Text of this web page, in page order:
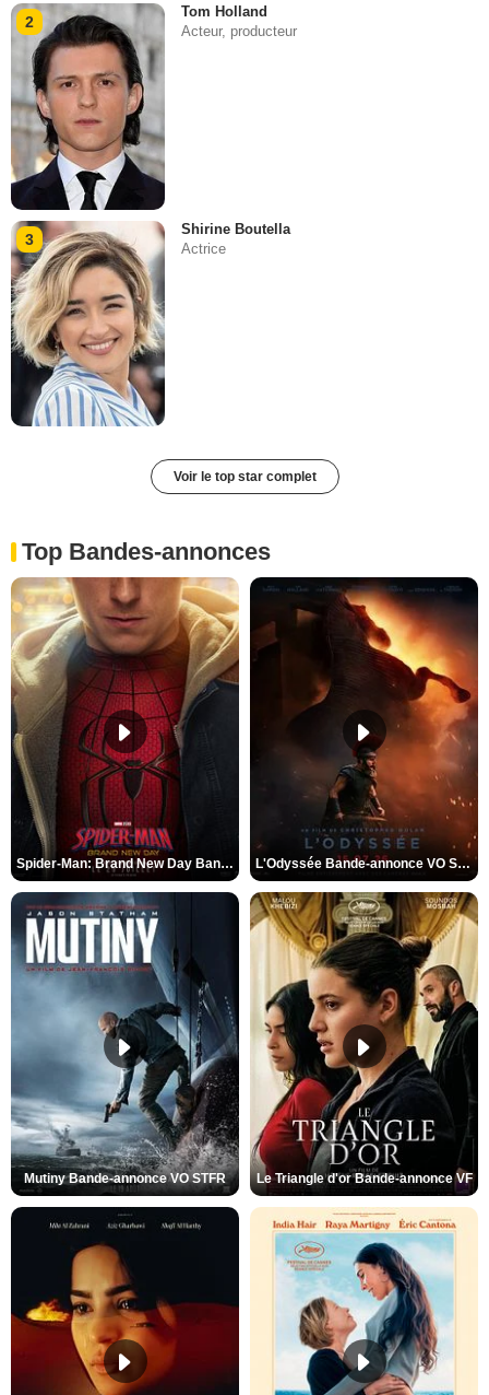
2
Tom Holland
Acteur, producteur
3
Shirine Boutella
Actrice
Voir le top star complet
Top Bandes-annonces
Spider-Man: Brand New Day Bande-annonce VO STFR L'Odyssée Bande-annonce VO STFR
Mutiny Bande-annonce VO STFR Le Triangle d'or Bande-annonce VF